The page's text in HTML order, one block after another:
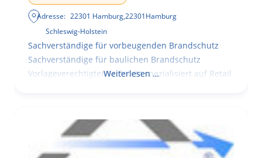
Adresse: 22301 Hamburg,22301Hamburg
Schleswig-Holstein
Sachverständige für vorbeugenden Brandschutz
Sachverständige für baulichen Brandschutz
Vorlageverechtigter Architekt spezialisiert auf Retail
Weiterlesen …